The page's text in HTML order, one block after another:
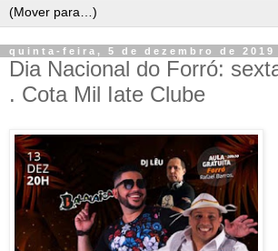
quinta-feira, 5 de dezembro de 2019
Dia Nacional do Forró:
. Cota Mil Iate Clube